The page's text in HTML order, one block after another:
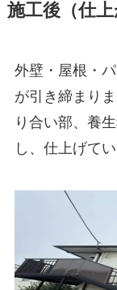
施工後（仕上
外壁・屋根・
が引き締まり
り合い部、養
し、仕上げてい